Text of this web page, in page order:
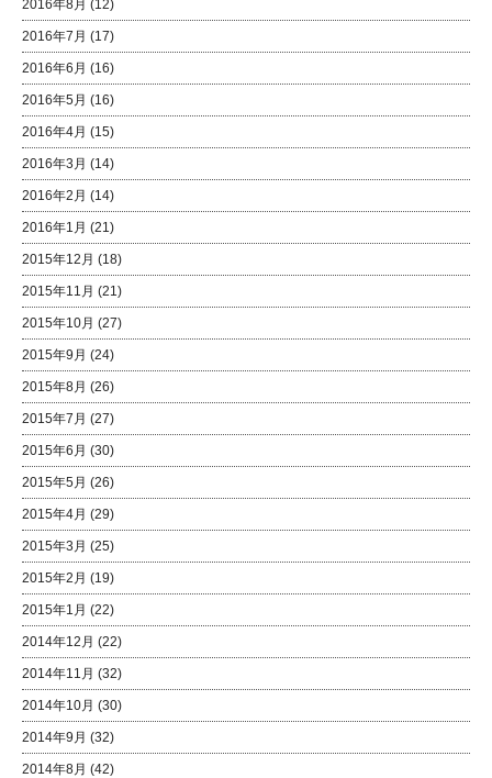
2016年8月 (12)
2016年7月 (17)
2016年6月 (16)
2016年5月 (16)
2016年4月 (15)
2016年3月 (14)
2016年2月 (14)
2016年1月 (21)
2015年12月 (18)
2015年11月 (21)
2015年10月 (27)
2015年9月 (24)
2015年8月 (26)
2015年7月 (27)
2015年6月 (30)
2015年5月 (26)
2015年4月 (29)
2015年3月 (25)
2015年2月 (19)
2015年1月 (22)
2014年12月 (22)
2014年11月 (32)
2014年10月 (30)
2014年9月 (32)
2014年8月 (42)